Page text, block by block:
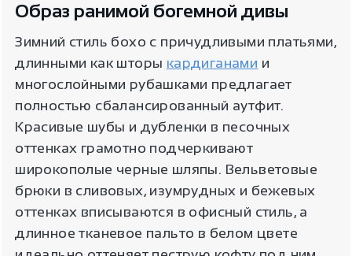
Образ ранимой богемной дивы
Зимний стиль бохо с причудливыми платьями,
длинными как шторы кардиганами и
многослойными рубашками предлагает
полностью сбалансированный аутфит.
Красивые шубы и дубленки в песочных
оттенках грамотно подчеркивают
широкополые черные шляпы. Вельветовые
брюки в сливовых, изумрудных и бежевых
оттенках вписываются в офисный стиль, а
длинное тканевое пальто в белом цвете